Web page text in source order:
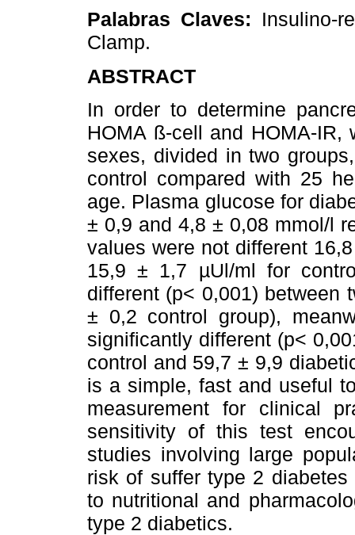
Palabras Claves: Insulino-
Clamp.
ABSTRACT
In order to determine
HOMA ß-cell and HOMA-
sexes, divided in two
control compared with 25
age. Plasma glucose for
± 0,9 and 4,8 ± 0,08 mmol/l
values were not different
15,9 ± 1,7 µUl/ml for
different (p< 0,001) between
± 0,2 control group),
significantly different (p<
control and 59,7 ± 9,9
is a simple, fast and useful
measurement for clinical
sensitivity of this test
studies involving large
risk of suffer type 2
to nutritional and
type 2 diabetics.